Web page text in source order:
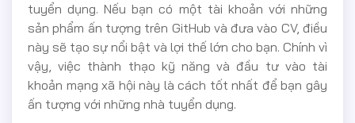
tuyển dụng. Nếu bạn có một tài khoản với những
sản phẩm ấn tượng trên GitHub và đưa vào CV, điều
này sẽ tạo sự nổi bật và lợi thế lớn cho bạn. Chính vì
vậy, việc thành thạo kỹ năng và đầu tư vào tài
khoản mạng xã hội này là cách tốt nhất để bạn gây
ấn tượng với những nhà tuyển dụng.